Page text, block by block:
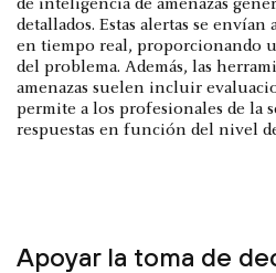
de inteligencia de amenazas
detallados. Estas alertas se
en tiempo real, proporcionando
del problema. Además, las
amenazas suelen incluir
permite a los profesionales de la
respuestas en función del nivel
Apoyar la toma de